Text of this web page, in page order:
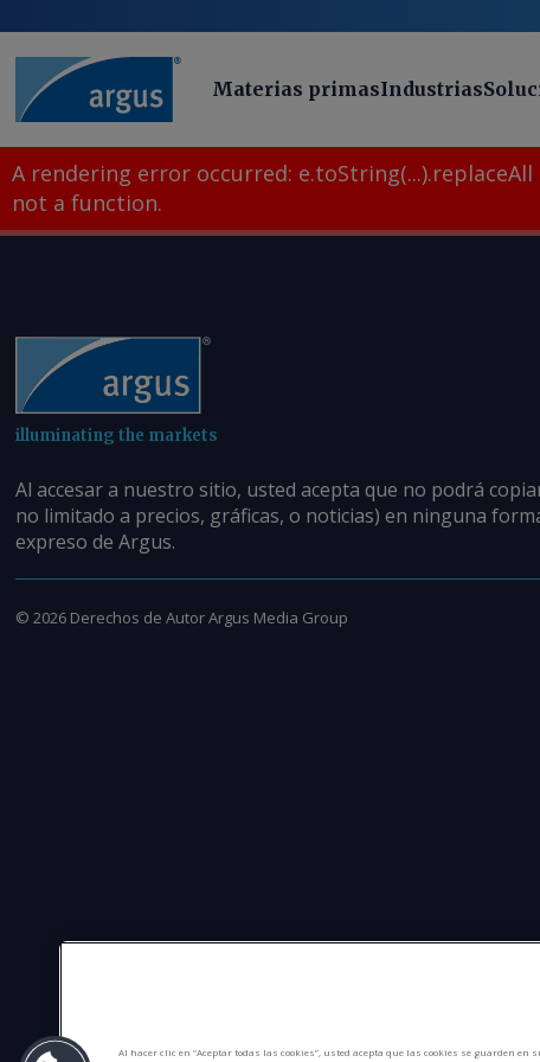
Materias primasIndustrias
A rendering error occurred: e.toString(...).replaceAll
not a function.
illuminating the markets
Al accesar a nuestro sitio, usted acepta que no podrá
no limitado a precios, gráficas, o noticias) en ninguna
expreso de Argus.
© 2026 Derechos de Autor Argus Media Group
Al hacer clic en “Aceptar todas las cookies”, usted acepta que las cookies se guarden